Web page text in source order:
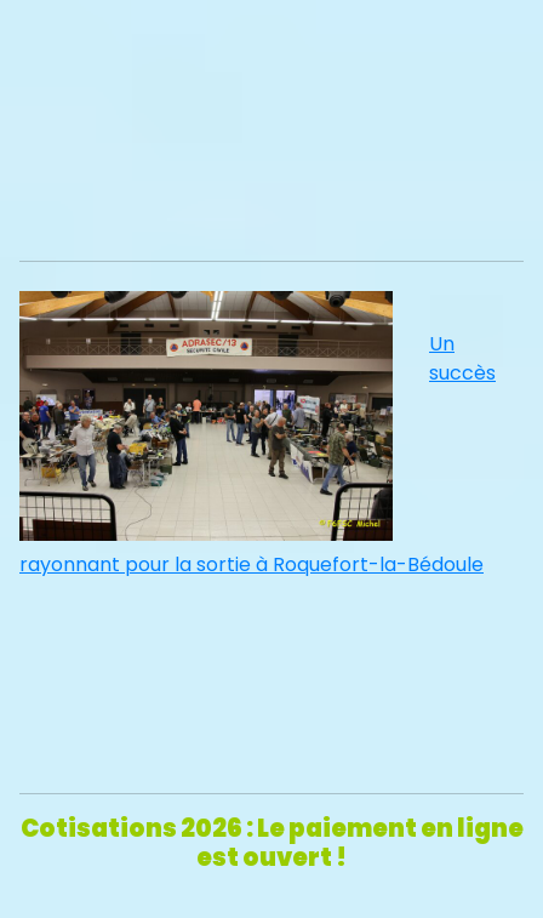
Un
succès
rayonnant pour la sortie à Roquefort-la-Bédoule
Cotisations 2026 : Le paiement en ligne
est ouvert !